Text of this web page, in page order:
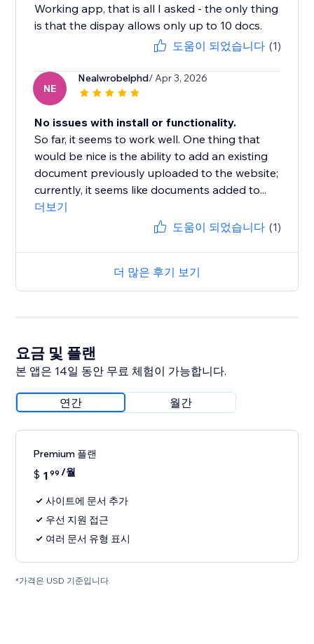
Working app, that is all I asked - the only thing
is that the dispay allows only up to 10 docs.
도움이 되었습니다 (1)
NE
Nealwrobelphd/ Apr 3, 2026
No issues with install or functionality.
So far, it seems to work well. One thing that
would be nice is the ability to add an existing
document previously uploaded to the website;
currently, it seems like documents added to...
더보기
도움이 되었습니다 (1)
더 많은 후기 보기
요금 및 플랜
본 앱은 14일 동안 무료 체험이 가능합니다.
연간 월간
Premium 플랜
$ 1 99 /월
사이트에 문서 추가
우선 지원 접근
여러 문서 유형 표시
*가격은 USD 기준입니다.